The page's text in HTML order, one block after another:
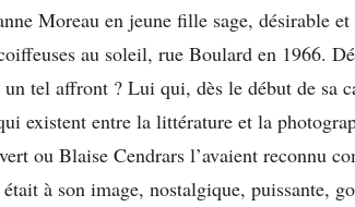
Moreau en jeune fille sage, désirable
au soleil, rue Boulard en 1966.
tel affront ? Lui qui, dès le début de sa
existent entre la littérature et la
ou Blaise Cendrars l’avaient reconnu
à son image, nostalgique, puissante,